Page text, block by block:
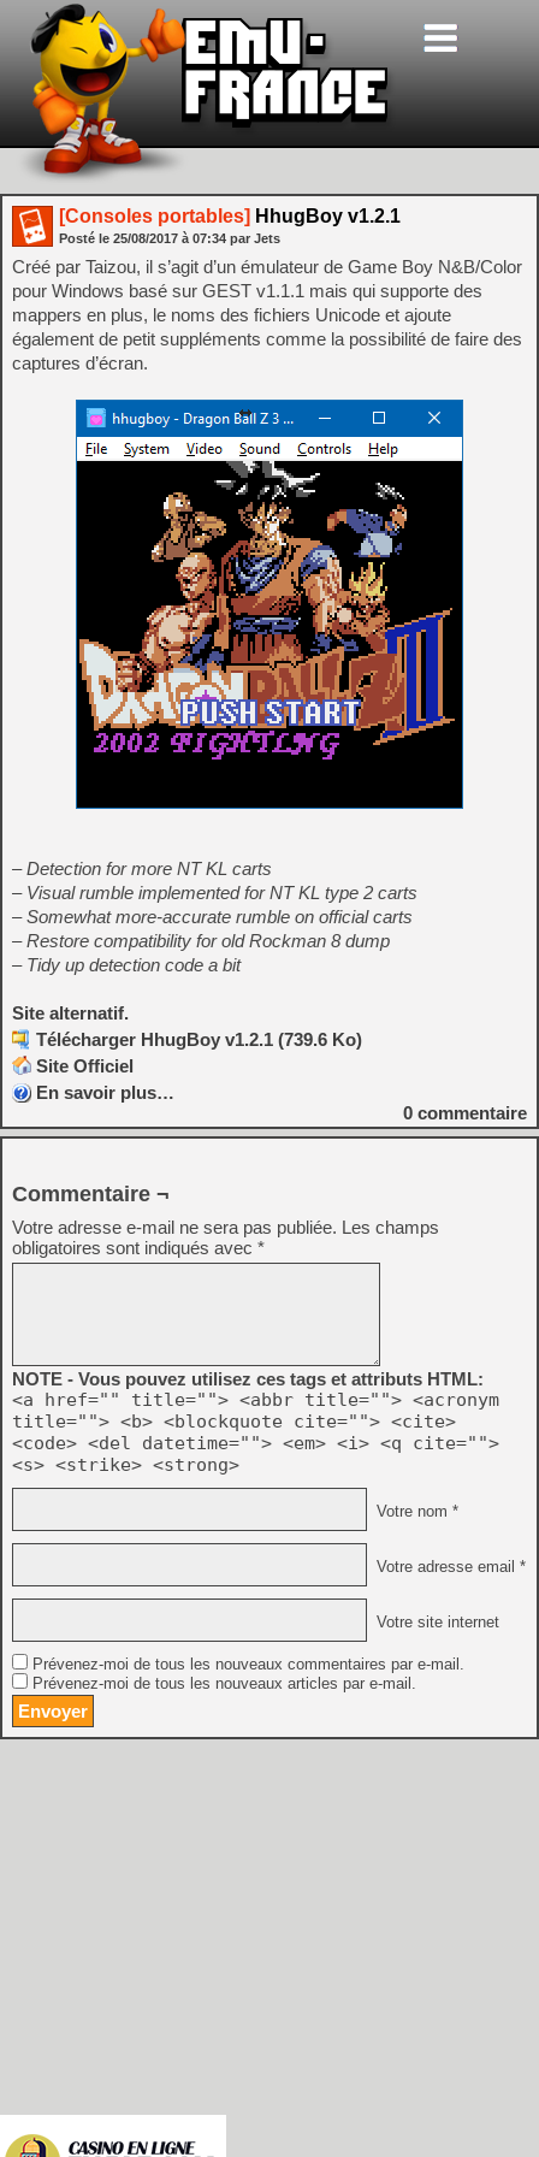
[Consoles portables] HhugBoy v1.2.1
Posté le 25/08/2017 à 07:34 par Jets
Créé par Taizou, il s’agit d’un émulateur de Game Boy N&B/Color
pour Windows basé sur GEST v1.1.1 mais qui supporte des
mappers en plus, le noms des fichiers Unicode et ajoute
également de petit suppléments comme la possibilité de faire des
captures d’écran.
– Detection for more NT KL carts
– Visual rumble implemented for NT KL type 2 carts
– Somewhat more-accurate rumble on official carts
– Restore compatibility for old Rockman 8 dump
– Tidy up detection code a bit
Site alternatif.
Télécharger HhugBoy v1.2.1 (739.6 Ko)
Site Officiel
En savoir plus…
0 commentaire
Commentaire ¬
Votre adresse e-mail ne sera pas publiée. Les champs
obligatoires sont indiqués avec *
NOTE - Vous pouvez utilisez ces tags et attributs HTML:
<a href="" title=""> <abbr title=""> <acronym
title=""> <b> <blockquote cite=""> <cite>
<code> <del datetime=""> <em> <i> <q cite="">
<s> <strike> <strong>
Votre nom *
Votre adresse email *
Votre site internet
Prévenez-moi de tous les nouveaux commentaires par e-mail.
Prévenez-moi de tous les nouveaux articles par e-mail.